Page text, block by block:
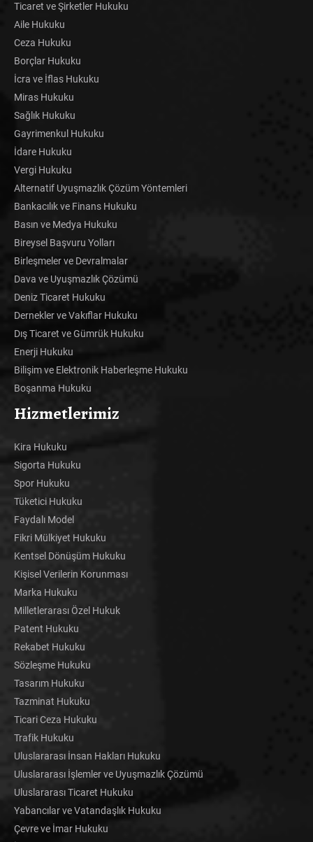
Ticaret ve Şirketler Hukuku
Aile Hukuku
Ceza Hukuku
Borçlar Hukuku
İcra ve İflas Hukuku
Miras Hukuku
Sağlık Hukuku
Gayrimenkul Hukuku
İdare Hukuku
Vergi Hukuku
Alternatif Uyuşmazlık Çözüm Yöntemleri
Bankacılık ve Finans Hukuku
Basın ve Medya Hukuku
Bireysel Başvuru Yolları
Birleşmeler ve Devralmalar
Dava ve Uyuşmazlık Çözümü
Deniz Ticaret Hukuku
Dernekler ve Vakıflar Hukuku
Dış Ticaret ve Gümrük Hukuku
Enerji Hukuku
Bilişim ve Elektronik Haberleşme Hukuku
Boşanma Hukuku
Hizmetlerimiz
Kira Hukuku
Sigorta Hukuku
Spor Hukuku
Tüketici Hukuku
Faydalı Model
Fikri Mülkiyet Hukuku
Kentsel Dönüşüm Hukuku
Kişisel Verilerin Korunması
Marka Hukuku
Milletlerarası Özel Hukuk
Patent Hukuku
Rekabet Hukuku
Sözleşme Hukuku
Tasarım Hukuku
Tazminat Hukuku
Ticari Ceza Hukuku
Trafik Hukuku
Uluslararası İnsan Hakları Hukuku
Uluslararası İşlemler ve Uyuşmazlık Çözümü
Uluslararası Ticaret Hukuku
Yabancılar ve Vatandaşlık Hukuku
Çevre ve İmar Hukuku